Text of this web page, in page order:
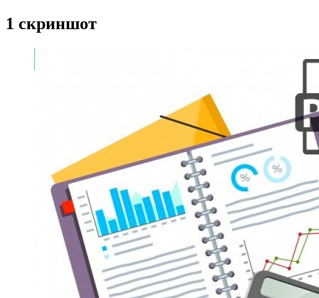
1 скриншот